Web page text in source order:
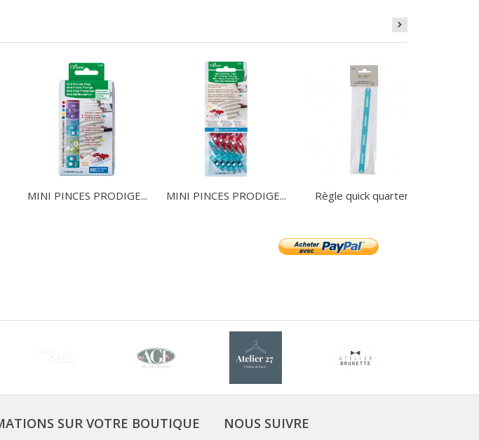
MINI PINCES PRODIGE... MINI PINCES PRODIGE... Règle quick quarter...
SUR VOTRE BOUTIQUE NOUS SUIVRE